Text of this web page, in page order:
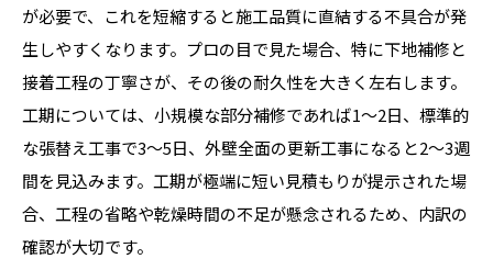
が必要で、これを短縮すると施工品質に直結する不具合が発
生しやすくなります。プロの目で見た場合、特に下地補修と
接着工程の丁寧さが、その後の耐久性を大きく左右します。
工期については、小規模な部分補修であれば1〜2日、標準的
な張替え工事で3〜5日、外壁全面の更新工事になると2〜3週
間を見込みます。工期が極端に短い見積もりが提示された場
合、工程の省略や乾燥時間の不足が懸念されるため、内訳の
確認が大切です。